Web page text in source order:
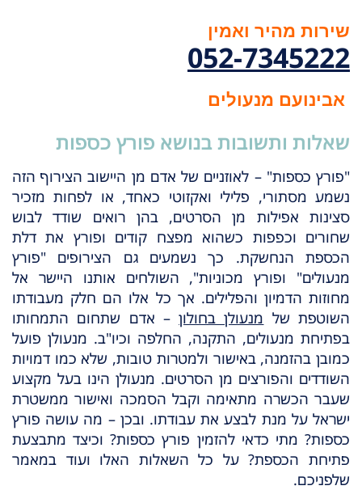
שירות מהיר ואמין
052-7345222
אבינועם מנעולים
שאלות ותשובות בנושא פורץ כספות
"פורץ כספות" – לאוזניים של אדם מן היישוב הצירוף הזה
נשמע מסתורי, פלילי ואקזוטי כאחד, או לפחות מזכיר
סצינות אפילות מן הסרטים, בהן רואים שודד לבוש
שחורים וכפפות כשהוא מפצח קודים ופורץ את דלת
הכספת הנחשקת. כך נשמעים גם הצירופים "פורץ
מנעולים" ופורץ מכוניות", השולחים אותנו היישר אל
מחוזות הדמיון והפלילים. אך כל אלו הם חלק מעבודתו
השוטפת של מנעולן בחולון– אדם שתחום התמחותו
בפתיחת מנעולים, התקנה, החלפה וכיו"ב. מנעולן פועל
כמובן בהזמנה, באישור ולמטרות טובות, שלא כמו דמויות
השודדים והפורצים מן הסרטים. מנעולן הינו בעל מקצוע
שעבר הכשרה מתאימה וקבל הסמכה ואישור ממשטרת
ישראל על מנת לבצע את עבודתו. ובכן – מה עושה פורץ
כספות? מתי כדאי להזמין פורץ כספות? וכיצד מתבצעת
פתיחת הכספת? על כל השאלות האלו ועוד במאמר
שלפניכם.